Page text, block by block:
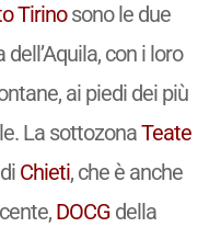
Tirinosono le due
con i loro
ai piedi dei più
La sottozonaTeate
Chieti, che è anche
DOCGdella